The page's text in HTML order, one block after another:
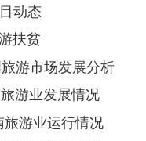
动态
扶贫
游市场发展分析
游业发展情况
游业运行情况